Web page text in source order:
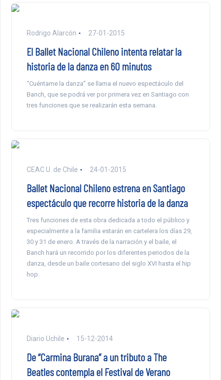
Rodrigo Alarcón 27-01-2015
El Ballet Nacional Chileno intenta relatar la
historia de la danza en 60 minutos
“Cuéntame la danza” se llama el nuevo espectáculo del
Banch, que se podrá ver por primera vez en Santiago con
tres funciones que se realizarán esta semana.
CEAC U. de Chile 24-01-2015
Ballet Nacional Chileno estrena en Santiago
espectáculo que recorre historia de la danza
Tres funciones de esta obra dedicada a todo el público y
especialmente a la familia estarán en cartelera los días 29,
30 y 31 de enero. A través de la narración y el baile, el
Banch hará un recorrido por los diferentes periodos de la
danza, desde un baile cortesano del siglo XVI hasta el hip
hop.
Diario Uchile 15-12-2014
De “Carmina Burana” a un tributo a The
Beatles contempla el Festival de Verano